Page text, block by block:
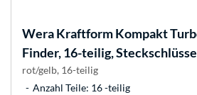
WeraKraftform Kompakt
Finder, 16-teilig,
rot/gelb, 16-teilig
Anzahl Teile: 16 -teilig